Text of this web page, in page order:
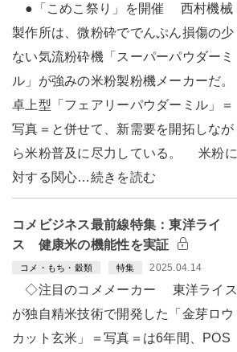
●「こめこ祭り」を開催 西村機械
製作所は、微粉砕ででんぷん損傷の少
ない気流粉砕機「スーパーパウダーミ
ル」が強みの米粉製粉機メーカーだ。
卓上型「フェアリーパウダーミル」＝
写真＝と併せて、新需要を開拓しなが
ら米粉普及に尽力している。 米粉に
対する関心…続きを読む
コメビジネス最前線特集：東洋ライ
ス 健康米の機能性を実証
コメ・もち・穀類 特集 2025.04.14
◇注目のコメメーカー 東洋ライス
が独自精米技術で開発した「金芽ロウ
カット玄米」＝写真＝は6年間、POS